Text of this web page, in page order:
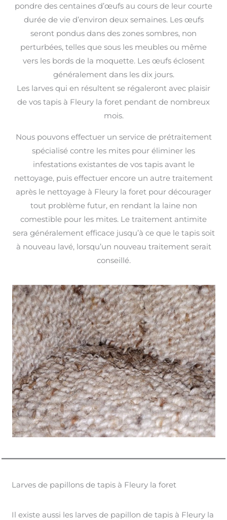
pondre des centaines d’œufs au cours de leur courte
durée de vie d’environ deux semaines. Les œufs
seront pondus dans des zones sombres, non
perturbées, telles que sous les meubles ou même
vers les bords de la moquette. Les œufs éclosent
généralement dans les dix jours.
Les larves qui en résultent se régaleront avec plaisir
de vos tapis à Fleury la foret pendant de nombreux
mois.
Nous pouvons effectuer un service de prétraitement
spécialisé contre les mites pour éliminer les
infestations existantes de vos tapis avant le
nettoyage, puis effectuer encore un autre traitement
après le nettoyage à Fleury la foret pour décourager
tout problème futur, en rendant la laine non
comestible pour les mites. Le traitement antimite
sera généralement efficace jusqu’à ce que le tapis soit
à nouveau lavé, lorsqu’un nouveau traitement serait
conseillé.
Larves de papillons de tapis à Fleury la foret
Il existe aussi les larves de papillon de tapis à Fleury la